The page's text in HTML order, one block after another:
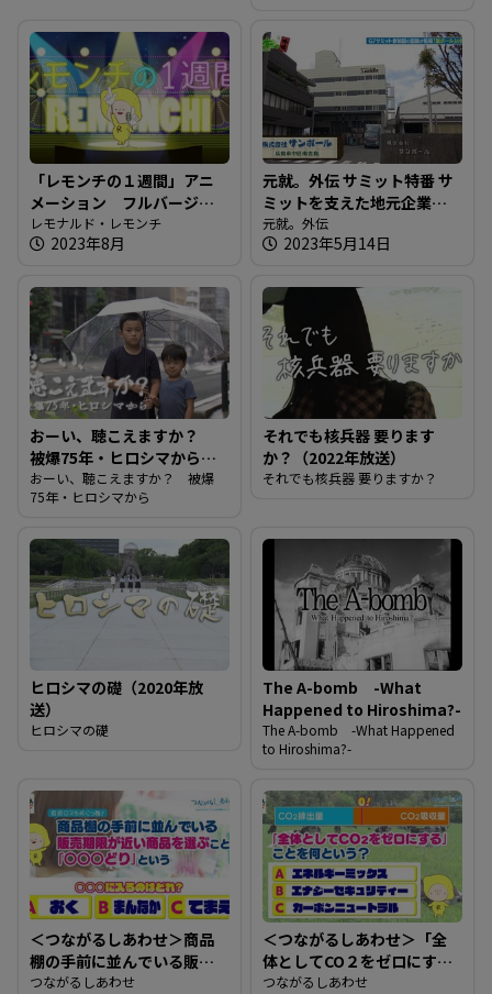
「レモンチの１週間」アニ
メーション フルバージョ
ン
レモナルド・レモンチ
2023年8月
元就。外伝 サミット特番 サ
ミットを支えた地元企業を
紹介！！
元就。外伝
2023年5月14日
おーい、聴こえますか？
被爆75年・ヒロシマから
（2020年放送）
おーい、聴こえますか？ 被爆
75年・ヒロシマから
それでも核兵器 要ります
か？（2022年放送）
それでも核兵器 要りますか？
ヒロシマの礎（2020年放
送）
ヒロシマの礎
The A-bomb -What
Happened to Hiroshima?-
The A-bomb -What Happened
to Hiroshima?-
＜つながるしあわせ＞商品
棚の手前に並んでいる販売
期限が近い商品を選ぶこと
つながるしあわせ
＜つながるしあわせ＞「全
体としてCO２をゼロにす
る」ことを何という？
つながるしあわせ